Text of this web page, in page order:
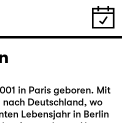
in Paris geboren. Mit
nach Deutschland, wo
Lebensjahr in Berlin